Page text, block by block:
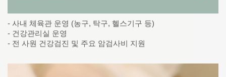
- 사내 체육관 운영 (농구, 탁구, 헬스기구 등)
- 건강관리실 운영
- 전 사원 건강검진 및 주요 암검사비 지원